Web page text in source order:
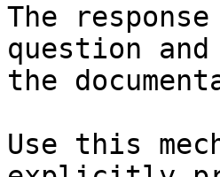
The
question
the
Use this